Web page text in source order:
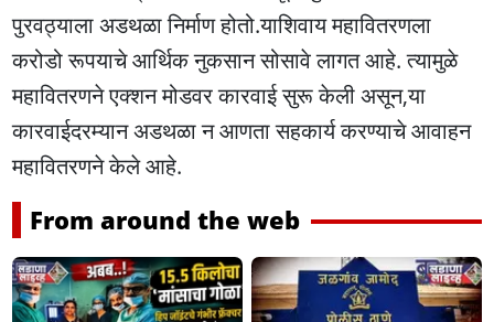
पुरवठ्याला अडथळा निर्माण होतो.याशिवाय महावितरणला
करोडो रूपयाचे आर्थिक नुकसान सोसावे लागत आहे. त्यामुळे
महावितरणने एक्शन मोडवर कारवाई सुरू केली असून,या
कारवाईदरम्यान अडथळा न आणता सहकार्य करण्याचे आवाहन
महावितरणने केले आहे.
From around the web